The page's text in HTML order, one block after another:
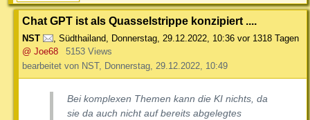
Chat GPT ist als Quasselstrippe konzipiert ....
NST , Südthailand, Donnerstag, 29.12.2022, 10:36 vor 1318 Tagen
@ Joe68
5153 Views
bearbeitet von NST, Donnerstag, 29.12.2022, 10:49
Bei komplexen Themen kann die KI nichts, da
sie da auch nicht auf bereits abgelegtes